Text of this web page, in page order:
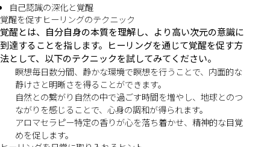
自己認識の深化と覚醒
覚醒を促すヒーリングのテクニック
覚醒とは、自分自身の本質を理解し、より高い次元の意識に
到達することを指します。ヒーリングを通じて覚醒を促す方
法として、以下のテクニックを試してみてください。
瞑想毎日数分間、静かな環境で瞑想を行うことで、内面的な
静けさと明晰さを得ることができます。
自然との繋がり自然の中で過ごす時間を増やし、地球とのつ
ながりを感じることで、心身の調和が得られます。
アロマセラピー特定の香りが心を落ち着かせ、精神的な目覚
めを促します。